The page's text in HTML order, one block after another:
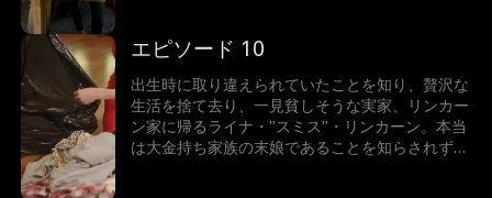
とその娘はライナを陥れようと企むが、ライナの
本当の家族と、超セレブで超イケメンな億万長者
テオ・ジョーンズは、彼女を守るためならどんな
手段も厭わない。
エピソード 10
出生時に取り違えられていたことを知り、贅沢な
生活を捨て去り、一見貧しそうな実家、リンカー
ン家に帰るライナ・"スミス"・リンカーン。本当
は大金持ち家族の末娘であることを知らされずに